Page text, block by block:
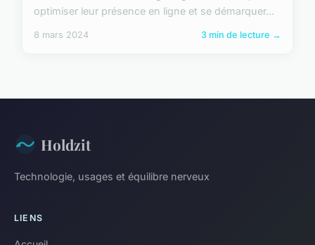
optimiser leur présence en ligne et se démarquer...
8 mars 2024 3 min de lecture →
Holdzit
Technologie, usages et équilibre nerveux
LIENS